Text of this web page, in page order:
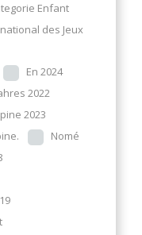
Enfant
des Jeux
En 2024
2022
2023
Nomé